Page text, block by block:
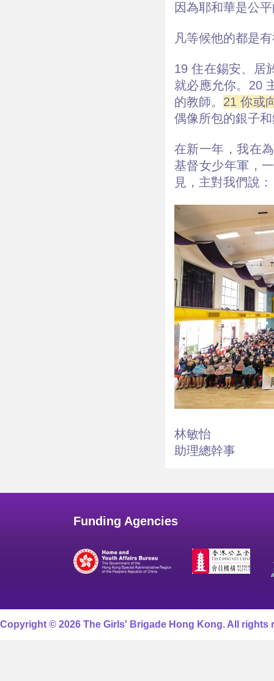
因為耶和華是公
凡等候他的都是
19 住在錫安、居
就必應允你。20
的教師。 21 你或
偶像所包的銀子
在新一年，我在
基督女少年軍，
見，主對我們說
林敏怡
助理總幹事
Funding Agencies
Copyright © 2026 The Girls' Brigade Hong Kong. All rights